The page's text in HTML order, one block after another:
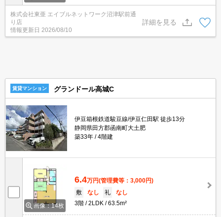
株式会社東亜 エイブルネットワーク沼津駅前通
り店
情報更新日 2026/08/10
詳細を見る
賃貸マンション グランドール高城C
伊豆箱根鉄道駿豆線/伊豆仁田駅 徒歩13分
静岡県田方郡函南町大土肥
築33年
4階建
画像：14枚
6.4万円(管理費等：3,000円)
敷
なし 礼
なし
3階
2LDK 63.5m²